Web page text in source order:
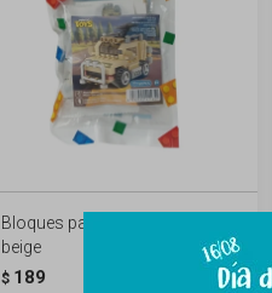
Bloques para armar vehículo -
beige
$ 189